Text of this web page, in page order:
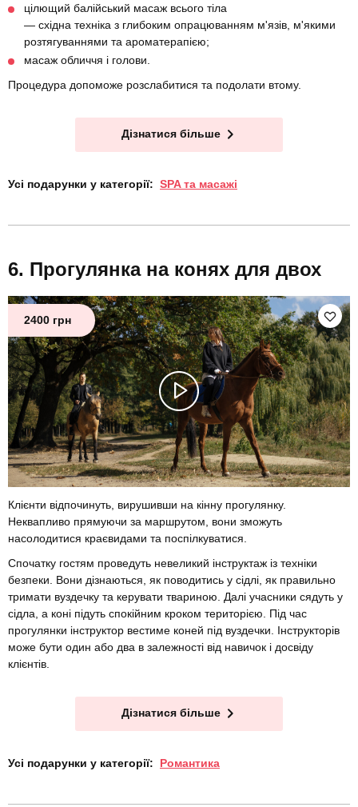
цілющий балійський масаж всього тіла
— східна техніка з глибоким опрацюванням м'язів, м'якими
розтягуваннями та ароматерапією;
масаж обличчя і голови.
Процедура допоможе розслабитися та подолати втому.
Дізнатися більше
Усі подарунки у категорії: SPA та масажі
Прогулянка на конях для двох
2400 грн
Клієнти відпочинуть, вирушивши на кінну прогулянку.
Неквапливо прямуючи за маршрутом, вони зможуть
насолодитися краєвидами та поспілкуватися.
Спочатку гостям проведуть невеликий інструктаж із техніки
безпеки. Вони дізнаються, як поводитись у сідлі, як правильно
тримати вуздечку та керувати твариною. Далі учасники сядуть у
сідла, а коні підуть спокійним кроком територією. Під час
прогулянки інструктор вестиме коней під вуздечки. Інструкторів
може бути один або два в залежності від навичок і досвіду
клієнтів.
Дізнатися більше
Усі подарунки у категорії: Романтика